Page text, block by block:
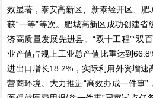
效显著，泰安高新区、新泰经开区、
获“一等”等次。肥城高新区成功创建
济高质量发展先进县。“双十工程”“双
业产值占规上工业总产值比重达到
进出口增长18.2%，实际利用外资增速
营商环境。大力推进“高效办成一件事”